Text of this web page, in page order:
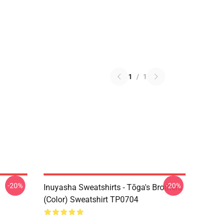
1 / 1
-20%
Inuyasha Sweatshirts - Tōga's Brothers
(color) Sweatshirt TP0704
-20%